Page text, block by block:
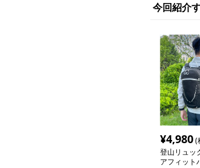
今回紹介
¥4,980(
登山リュッ
アフィット